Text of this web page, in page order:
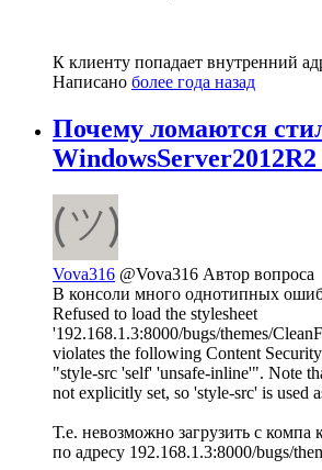
К клиенту попадает внутренний
Написано более года назад
Почему ломаются
Vova316 @Vova316 Автор вопроса
В консоли много однотипных
Refused to load the stylesheet
'192.168.1.3:8000/bugs/themes/
violates the following Content
"style-src 'self' 'unsafe-inline'". Note
not explicitly set, so 'style-src' is used
Т.е. невозможно загрузить с компа
по адресу 192.168.1.3:8000/bugs/